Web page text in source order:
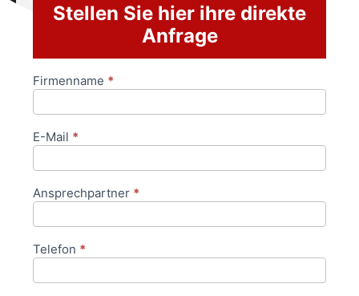
Stellen Sie hier ihre direkte
Anfrage
Anfrageformular
Firmenname *
E-Mail *
Ansprechpartner *
Telefon *